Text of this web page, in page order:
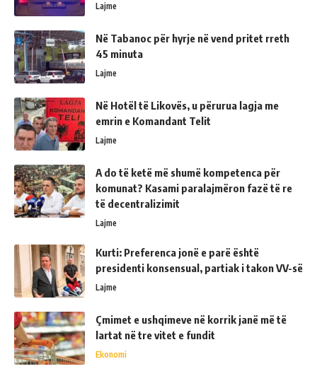
Lajme
Në Tabanoc për hyrje në vend pritet rreth
45 minuta
Lajme
Në Hotël të Likovës, u përurua lagja me
emrin e Komandant Telit
Lajme
A do të ketë më shumë kompetenca për
komunat? Kasami paralajmëron fazë të re
të decentralizimit
Lajme
Kurti: Preferenca jonë e parë është
presidenti konsensual, partiak i takon VV-së
Lajme
Çmimet e ushqimeve në korrik janë më të
lartat në tre vitet e fundit
Ekonomi